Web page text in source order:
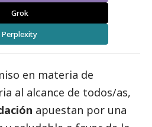
Grok
Perplexity
en materia de
al alcance de todos/as,
apuestan por una